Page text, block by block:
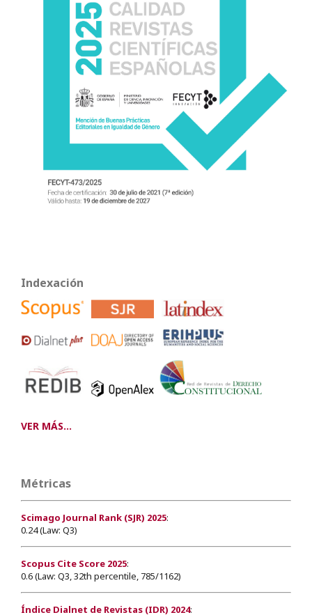
Indexación
VER MÁS...
Métricas
Scimago Journal Rank (SJR) 2025:
0.24 (Law: Q3)
Scopus Cite Score 2025:
0.6 (Law: Q3, 32th percentile, 785/1162)
Índice Dialnet de Revistas (IDR) 2024: